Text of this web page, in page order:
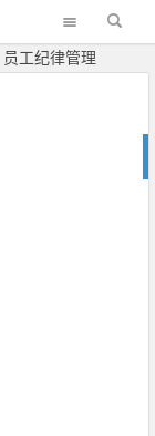
工纪律管理